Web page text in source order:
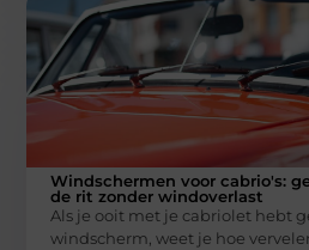
Windschermen voor cabrio's:
de rit zonder windoverlast
Als je ooit met je cabriolet hebt
windscherm, weet je hoe